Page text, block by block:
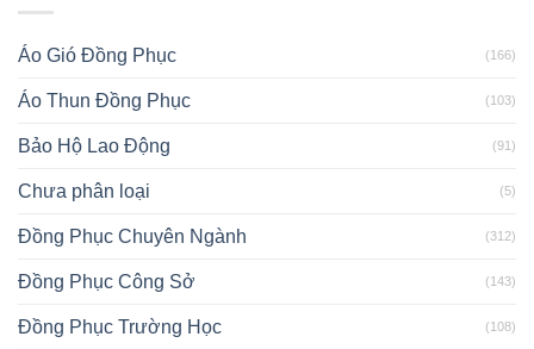
Áo Gió Đồng Phục (166)
Áo Thun Đồng Phục (103)
Bảo Hộ Lao Động (91)
Chưa phân loại (5)
Đồng Phục Chuyên Ngành (312)
Đồng Phục Công Sở (143)
Đồng Phục Trường Học (108)